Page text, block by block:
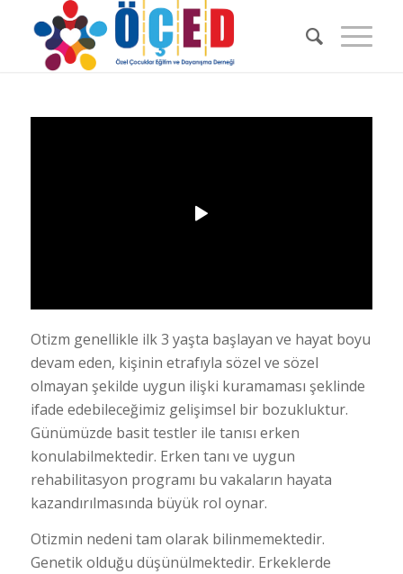
Otizm genellikle ilk 3 yaşta başlayan ve hayat boyu
devam eden, kişinin etrafıyla sözel ve sözel
olmayan şekilde uygun ilişki kuramaması şeklinde
ifade edebileceğimiz gelişimsel bir bozukluktur.
Günümüzde basit testler ile tanısı erken
konulabilmektedir. Erken tanı ve uygun
rehabilitasyon programı bu vakaların hayata
kazandırılmasında büyük rol oynar.
Otizmin nedeni tam olarak bilinmemektedir.
Genetik olduğu düşünülmektedir. Erkeklerde